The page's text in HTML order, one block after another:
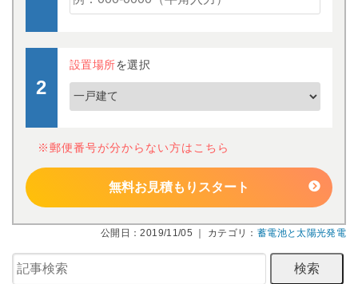
設置場所を選択
※郵便番号が分からない方はこちら
無料お見積もりスタート
公開日：2019/11/05 ｜ カテゴリ： 蓄電池と太陽光発電